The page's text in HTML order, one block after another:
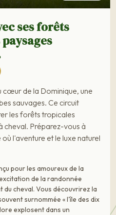
ses forêts
de la Dominique, une
sauvages. Ce circuit
les forêts tropicales
cheval. Préparez-vous à
l'aventure et le luxe naturel
pour les amoureux de la
de la randonnée
cheval. Vous découvrirez la
surnommée « l'île des dix
explosent dans un